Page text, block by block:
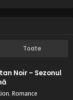
Toate
Noir – Sezonul
, Romance